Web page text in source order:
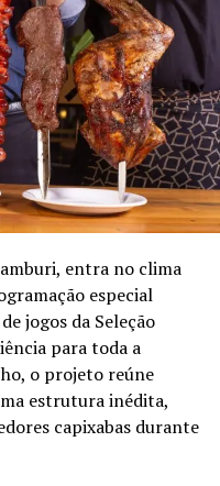
entra no clima
especial
jogos da Seleção
para toda a
o projeto reúne
estrutura inédita,
capixabas durante